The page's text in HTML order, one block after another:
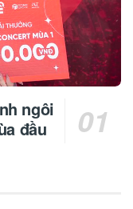
ngôi
đầu